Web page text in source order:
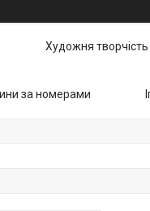
Художня творчість
за номерами